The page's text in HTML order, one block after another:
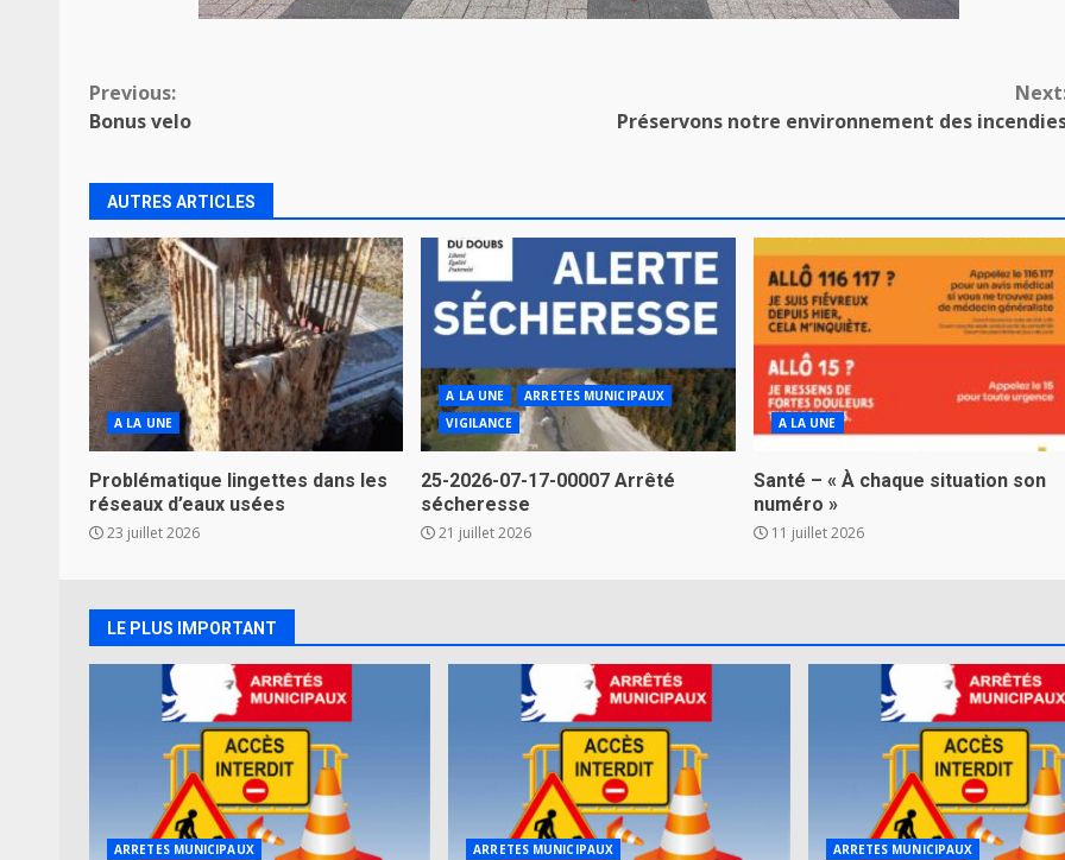
Continue
Previous:
Bonus velo
Préservons notre environnement des
AUTRES ARTICLES
A LA UNE
Problématique lingettes dans les
réseaux d’eaux usées
23 juillet 2026
A LA UNE
ARRETES MUNICIPAUX
VIGILANCE
25-2026-07-17-00007 Arrêté
sécheresse
21 juillet 2026
A LA UNE
Santé – « À chaque situation son
numéro »
11 juillet 2026
LE PLUS IMPORTANT
ARRETES MUNICIPAUX ARRETES MUNICIPAUX ARRETES MUNICIPAUX